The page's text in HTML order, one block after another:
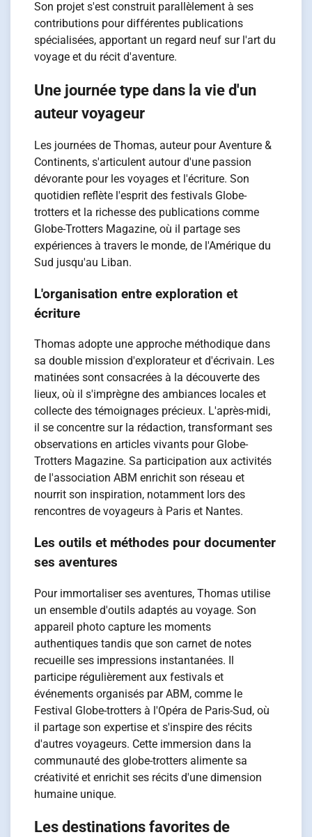
Son projet s'est construit parallèlement à ses
contributions pour différentes publications
spécialisées, apportant un regard neuf sur l'art du
voyage et du récit d'aventure.
Une journée type dans la vie d'un
auteur voyageur
Les journées de Thomas, auteur pour Aventure &
Continents, s'articulent autour d'une passion
dévorante pour les voyages et l'écriture. Son
quotidien reflète l'esprit des festivals Globe-
trotters et la richesse des publications comme
Globe-Trotters Magazine, où il partage ses
expériences à travers le monde, de l'Amérique du
Sud jusqu'au Liban.
L'organisation entre exploration et
écriture
Thomas adopte une approche méthodique dans
sa double mission d'explorateur et d'écrivain. Les
matinées sont consacrées à la découverte des
lieux, où il s'imprègne des ambiances locales et
collecte des témoignages précieux. L'après-midi,
il se concentre sur la rédaction, transformant ses
observations en articles vivants pour Globe-
Trotters Magazine. Sa participation aux activités
de l'association ABM enrichit son réseau et
nourrit son inspiration, notamment lors des
rencontres de voyageurs à Paris et Nantes.
Les outils et méthodes pour documenter
ses aventures
Pour immortaliser ses aventures, Thomas utilise
un ensemble d'outils adaptés au voyage. Son
appareil photo capture les moments
authentiques tandis que son carnet de notes
recueille ses impressions instantanées. Il
participe régulièrement aux festivals et
événements organisés par ABM, comme le
Festival Globe-trotters à l'Opéra de Paris-Sud, où
il partage son expertise et s'inspire des récits
d'autres voyageurs. Cette immersion dans la
communauté des globe-trotters alimente sa
créativité et enrichit ses récits d'une dimension
humaine unique.
Les destinations favorites de